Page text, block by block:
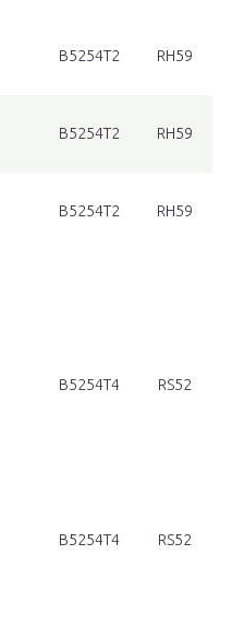
B5254T2 RH59
B5254T2 RH59
B5254T2 RH59
B5254T4 RS52
B5254T4 RS52